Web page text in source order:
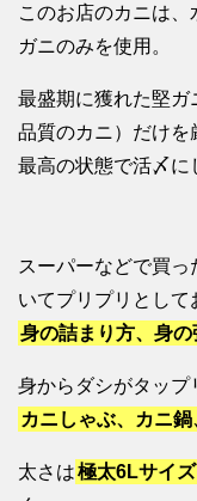
このお店のカニは
ガニのみを使用。
最盛期に獲れた堅ガ
品質のカニ）だけを
最高の状態で活〆に
スーパーなどで買
いてプリプリとして
身の詰まり方、身の
身からダシがタップ
カニしゃぶ、カニ
太さは極太6Lサイズ